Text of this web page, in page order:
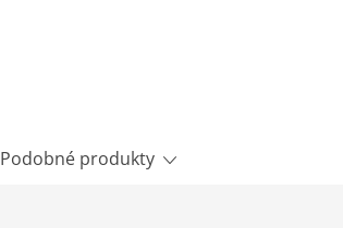
Podobné produkty